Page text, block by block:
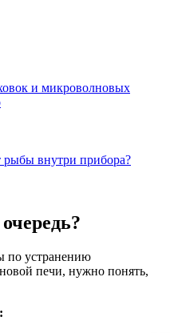
и микроволновых
рыбы внутри прибора?
по устранению
печи, нужно понять,